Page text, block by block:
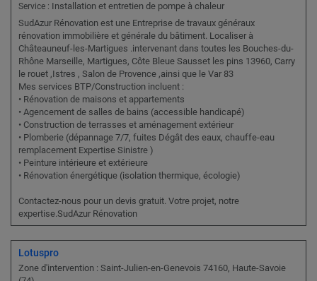
Service : Installation et entretien de pompe à chaleur
SudAzur Rénovation est une Entreprise de travaux généraux
rénovation immobilière et générale du bâtiment. Localiser à
Châteauneuf-les-Martigues .intervenant dans toutes les Bouches-du-
Rhône Marseille, Martigues, Côte Bleue Sausset les pins 13960, Carry
le rouet ,Istres , Salon de Provence ,ainsi que le Var 83
Mes services BTP/Construction incluent :
• Rénovation de maisons et appartements
• Agencement de salles de bains (accessible handicapé)
• Construction de terrasses et aménagement extérieur
• Plomberie (dépannage 7/7, fuites Dégât des eaux, chauffe-eau
remplacement Expertise Sinistre )
• Peinture intérieure et extérieure
• Rénovation énergétique (isolation thermique, écologie)
Contactez-nous pour un devis gratuit. Votre projet, notre
expertise.SudAzur Rénovation
Lotuspro
Zone d'intervention : Saint-Julien-en-Genevois 74160, Haute-Savoie